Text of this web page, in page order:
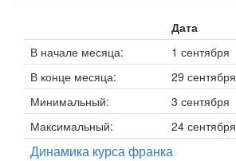
Дата
В начале месяца:
1 сентября
В конце месяца:
29 сентября
Минимальный:
3 сентября
Максимальный:
24 сентября
Динамика курса франка